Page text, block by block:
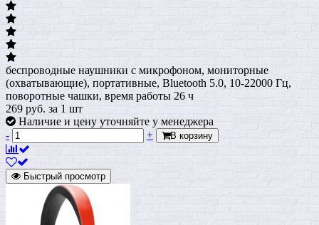
беспроводные наушники с микрофоном, мониторные
(охватывающие), портативные, Bluetooth 5.0, 10-22000 Гц,
поворотные чашки, время работы 26 ч
269 руб. за 1 шт
Наличие и цену уточняйте у менеджера
-
+ В корзину
Быстрый просмотр